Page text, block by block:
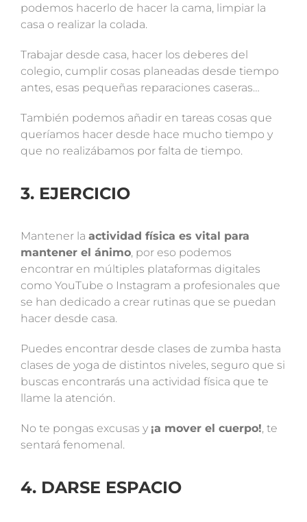
podemos hacerlo de hacer la cama, limpiar la
casa o realizar la colada.
Trabajar desde casa, hacer los deberes del
colegio, cumplir cosas planeadas desde tiempo
antes, esas pequeñas reparaciones caseras…
También podemos añadir en tareas cosas que
queríamos hacer desde hace mucho tiempo y
que no realizábamos por falta de tiempo.
3. EJERCICIO
Mantener la actividad física es vital para
mantener el ánimo, por eso podemos
encontrar en múltiples plataformas digitales
como YouTube o Instagram a profesionales que
se han dedicado a crear rutinas que se puedan
hacer desde casa.
Puedes encontrar desde clases de zumba hasta
clases de yoga de distintos niveles, seguro que si
buscas encontrarás una actividad física que te
llame la atención.
No te pongas excusas y ¡a mover el cuerpo!, te
sentará fenomenal.
4. DARSE ESPACIO